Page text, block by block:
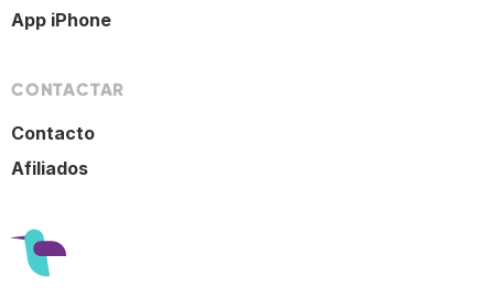
App iPhone
CONTACTAR
Contacto
Afiliados